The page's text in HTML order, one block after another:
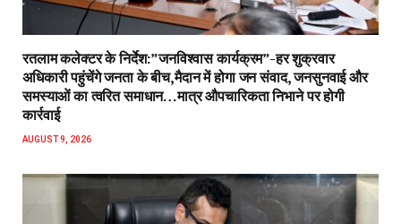
रतलाम कलेक्टर के निर्देश:”जनविश्वास कार्यक्रम”-हर शुक्रवार
अधिकारी पहुंचेंगे जनता के बीच,मैदान में होगा जन संवाद, जनसुनवाई और
समस्याओं का त्वरित समाधान…मात्र औपचारिकता निभाने पर होगी
कार्रवाई
AUGUST 9, 2026